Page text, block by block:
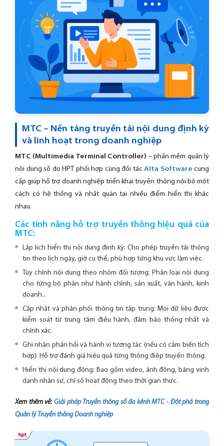
MTC – Nền tảng truyền tải nội dung định kỳ
và linh hoạt trong doanh nghiệp
MTC (Multimedia Terminal Controller) – phần mềm quản lý
nội dung số do HPT phối hợp cùng đối tác Alta Software cung
cấp giúp hỗ trợ doanh nghiệp triển khai truyền thông nội bộ một
cách có hệ thống và nhất quán tại nhiều điểm hiển thị khác
nhau.
Các tính năng hỗ trợ truyền thông hiệu quả của
MTC:
Lập lịch hiển thị nội dung định kỳ: Cho phép truyền tải thông
tin theo lịch ngày, giờ cụ thể, phù hợp từng khu vực làm việc.
Tùy chỉnh nội dung theo nhóm đối tượng: Phân loại nội dung
cho từng bộ phận như hành chính, sản xuất, vận hành, kinh
doanh...
Cập nhật và phân phối thông tin tập trung: Mọi dữ liệu được
kiểm soát từ trung tâm điều hành, đảm bảo thống nhất và
chính xác.
Ghi nhận phản hồi và hành vi tương tác (nếu có cảm biến tích
hợp): Hỗ trợ đánh giá hiệu quả từng thông điệp truyền thông.
Hiển thị nội dung động: Bao gồm video, ảnh động, bảng vinh
danh nhân sự, chỉ số hoạt động theo thời gian thực.
Xem thêm về: Giải pháp Truyền thông số đa kênh MTC - Đột phá trong
Quản lý Truyền thông Doanh nghiệp